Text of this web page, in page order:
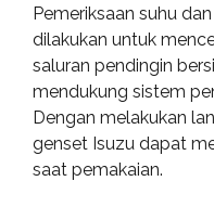
Pemeriksaan suhu
dilakukan untuk
saluran pendingin
mendukung sistem
Dengan melakukan
genset Isuzu dapat
saat pemakaian.